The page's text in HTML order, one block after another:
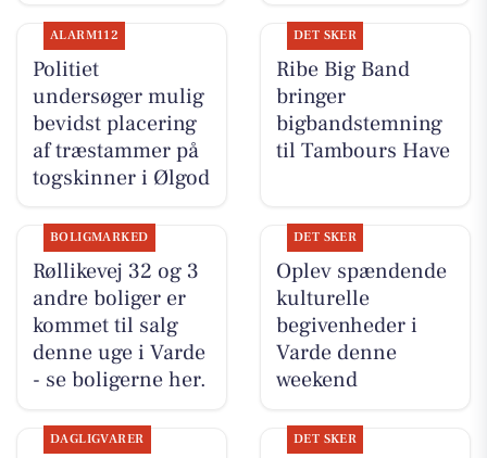
ALARM112
Politiet
undersøger mulig
bevidst placering
af træstammer på
togskinner i Ølgod
DET SKER
Ribe Big Band
bringer
bigbandstemning
til Tambours Have
BOLIGMARKED
Røllikevej 32 og 3
andre boliger er
kommet til salg
denne uge i Varde
- se boligerne her.
DET SKER
Oplev spændende
kulturelle
begivenheder i
Varde denne
weekend
DAGLIGVARER DET SKER